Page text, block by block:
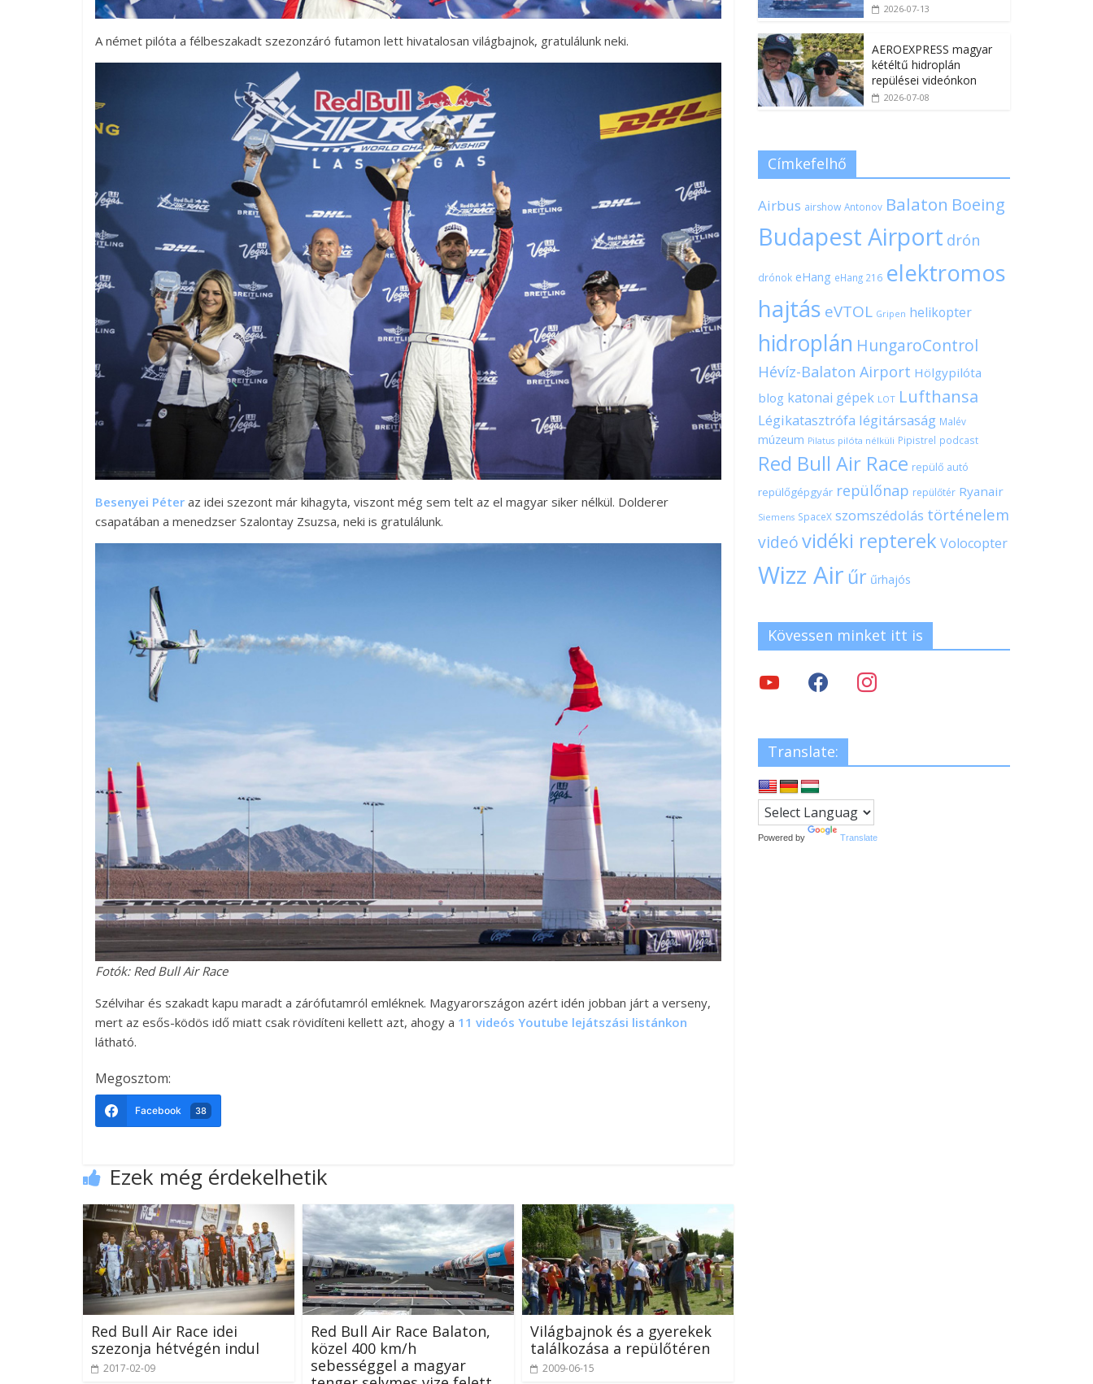
A német pilóta a félbeszakadt szezonzáró futamon lett hivatalosan világbajnok, gratulálunk neki.
Besenyei Péter az idei szezont már kihagyta, viszont még sem telt az el magyar siker nélkül. Dolderer
csapatában a menedzser Szalontay Zsuzsa, neki is gratulálunk.
Fotók: Red Bull Air Race
Szélvihar és szakadt kapu maradt a zárófutamról emléknek. Magyarországon azért idén jobban járt a verseny,
mert az esős-ködös idő miatt csak rövidíteni kellett azt, ahogy a 11 videós Youtube lejátszási listánkon
látható.
Megosztom:
Facebook 38
Ezek még érdekelhetik
Red Bull Air Race idei
szezonja hétvégén indul
2017-02-09
Red Bull Air Race Balaton,
közel 400 km/h
sebességgel a magyar
Világbajnok és a gyerekek
találkozása a repülőtéren
2009-06-15
2026-07-13
AEROEXPRESS magyar
kétéltű hidroplán
repülései videónkon
2026-07-08
Címkefelhő
Airbus airshow Antonov Balaton Boeing
Budapest Airport drón
drónok eHang eHang 216 elektromos
hajtás eVTOL Gripen helikopter
hidroplán HungaroControl
Hévíz-Balaton Airport Hölgypilóta
blog katonai gépek LOT Lufthansa
Légikatasztrófa légitársaság Malév
múzeum Pilatus pilóta nélküli Pipistrel podcast
Red Bull Air Race repülő autó
repülőgépgyár repülőnap repülőtér Ryanair
Siemens SpaceX szomszédolás történelem
videóvidéki repterek Volocopter
Wizz Air űr űrhajós
Kövessen minket itt is
Translate:
Powered by Translate